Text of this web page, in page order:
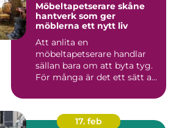
Möbeltapetserare skåne
hantverk som ger
möblerna ett nytt liv
Att anlita en
möbeltapetserare handlar
sällan bara om att byta tyg.
För många är det ett sätt att
17. feb